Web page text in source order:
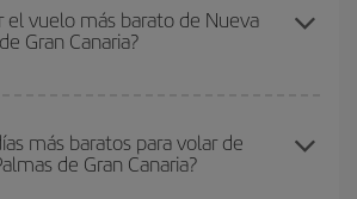
el vuelo más barato de Nueva
Gran Canaria?
y conseguir el vuelo más barato si evitas
con antelación y puedes ser flexible
más baratos para volar de
de Gran Canaria?